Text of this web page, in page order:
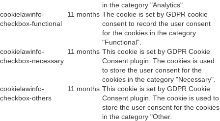
in the category "Analytics".
cookielawinfo-
checkbox-functional
11 months The cookie is set by GDPR cookie
consent to record the user consent
for the cookies in the category
"Functional".
cookielawinfo-
checkbox-necessary
11 months This cookie is set by GDPR Cookie
Consent plugin. The cookies is used
to store the user consent for the
cookies in the category "Necessary".
cookielawinfo-
checkbox-others
11 months This cookie is set by GDPR Cookie
Consent plugin. The cookie is used to
store the user consent for the cookies
in the category "Other.